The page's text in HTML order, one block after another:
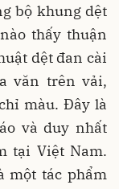
bộ khung dệt
thấy thuận
dệt đan cài
văn trên vải,
màu. Đây là
và duy nhất
tại Việt Nam.
một tác phẩm